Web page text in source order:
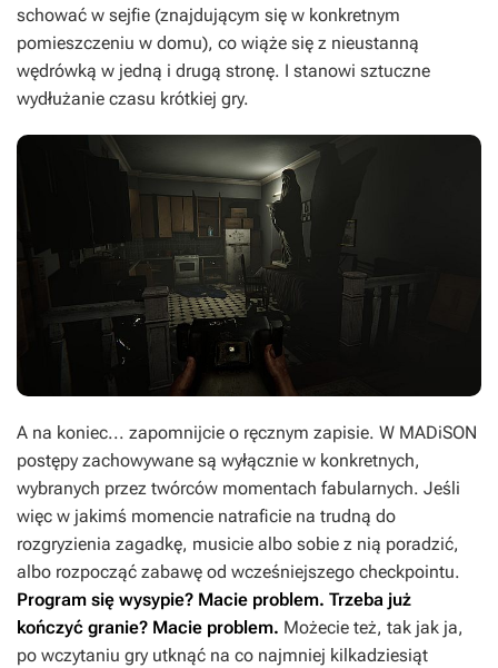
schować w sejfie (znajdującym się w konkretnym
pomieszczeniu w domu), co wiąże się z nieustanną
wędrówką w jedną i drugą stronę. I stanowi sztuczne
wydłużanie czasu krótkiej gry.
A na koniec... zapomnijcie o ręcznym zapisie. W MADiSON
postępy zachowywane są wyłącznie w konkretnych,
wybranych przez twórców momentach fabularnych. Jeśli
więc w jakimś momencie natraficie na trudną do
rozgryzienia zagadkę, musicie albo sobie z nią poradzić,
albo rozpocząć zabawę od wcześniejszego checkpointu.
Program się wysypie? Macie problem. Trzeba już
kończyć granie? Macie problem. Możecie też, tak jak ja,
po wczytaniu gry utknąć na co najmniej kilkadziesiąt